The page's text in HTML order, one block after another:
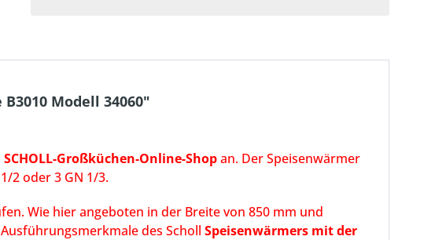
Modell 34060"
SCHOLL-Großküchen-Online-Shopan. Der Speisenwärmer
2 oder 3 GN 1/3.
Wie hier angeboten in der Breite von 850 mm und
des Scholl Speisenwärmers mit der